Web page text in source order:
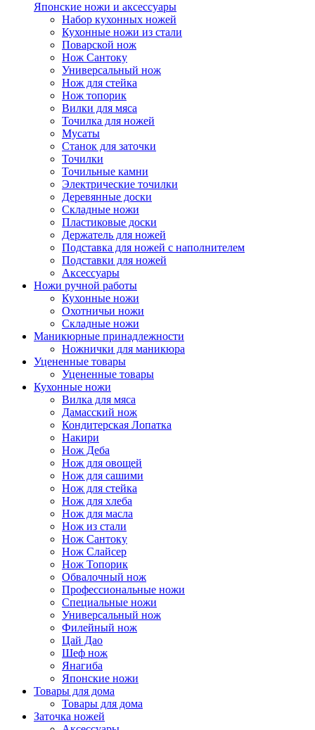
Японские ножи и аксессуары
Набор кухонных ножей
Кухонные ножи из стали
Поварской нож
Нож Сантоку
Универсальный нож
Нож для стейка
Нож топорик
Вилки для мяса
Точилка для ножей
Мусаты
Станок для заточки
Точилки
Точильные камни
Электрические точилки
Деревянные доски
Складные ножи
Пластиковые доски
Держатель для ножей
Подставка для ножей с наполнителем
Подставки для ножей
Аксессуары
Ножи ручной работы
Кухонные ножи
Охотничьи ножи
Складные ножи
Маникюрные принадлежности
Ножнички для маникюра
Уцененные товары
Уцененные товары
Кухонные ножи
Вилка для мяса
Дамасский нож
Кондитерская Лопатка
Накири
Нож Деба
Нож для овощей
Нож для сашими
Нож для стейка
Нож для хлеба
Нож для масла
Нож из стали
Нож Сантоку
Нож Слайсер
Нож Топорик
Обвалочный нож
Профессиональные ножи
Специальные ножи
Универсальный нож
Филейный нож
Цай Дао
Шеф нож
Янагиба
Японские ножи
Товары для дома
Товары для дома
Заточка ножей